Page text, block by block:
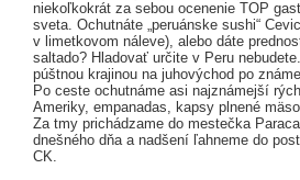
niekoľkokrát za sebou ocenenie TOP
sveta. Ochutnáte „peruánske sushi“
v limetkovom náleve), alebo dáte
saltado? Hladovať určite v Peru
púštnou krajinou na juhovýchod po
Po ceste ochutnáme asi najznámejší
Ameriky, empanadas, kapsy plnené
Za tmy prichádzame do mestečka
dnešného dňa a nadšení ľahneme do
CK.